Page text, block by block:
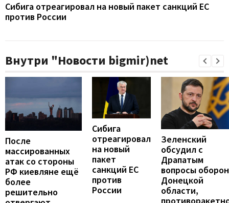
Сибига отреагировал на новый пакет санкций ЕС
против России
Внутри "Новости bigmir)net
После
массированных
атак со стороны
РФ киевляне ещё
более
решительно
Сибига
отреагировал
на новый
пакет
санкций ЕС
против
России
Зеленский
обсудил с
Драпатым
вопросы
Донецкой
области,